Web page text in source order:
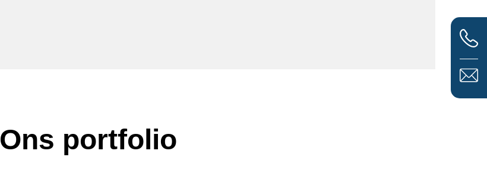
Ons portfolio